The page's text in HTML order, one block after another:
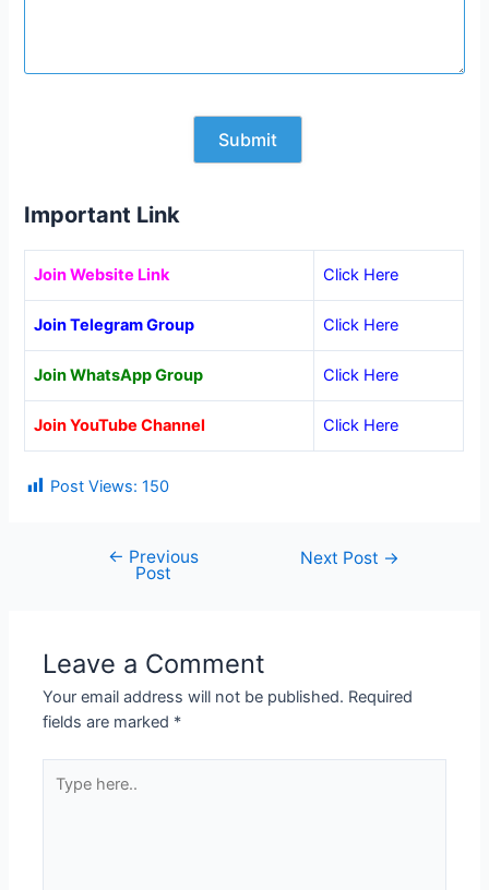
Important Link
Join Website Link Click Here
Join Telegram Group Click Here
Join WhatsApp Group Click Here
Join YouTube Channel Click Here
Post Views: 150
navigation
← Previous
Post
Next Post →
Leave a Comment
Your email address will not be published. Required
fields are marked *
here..